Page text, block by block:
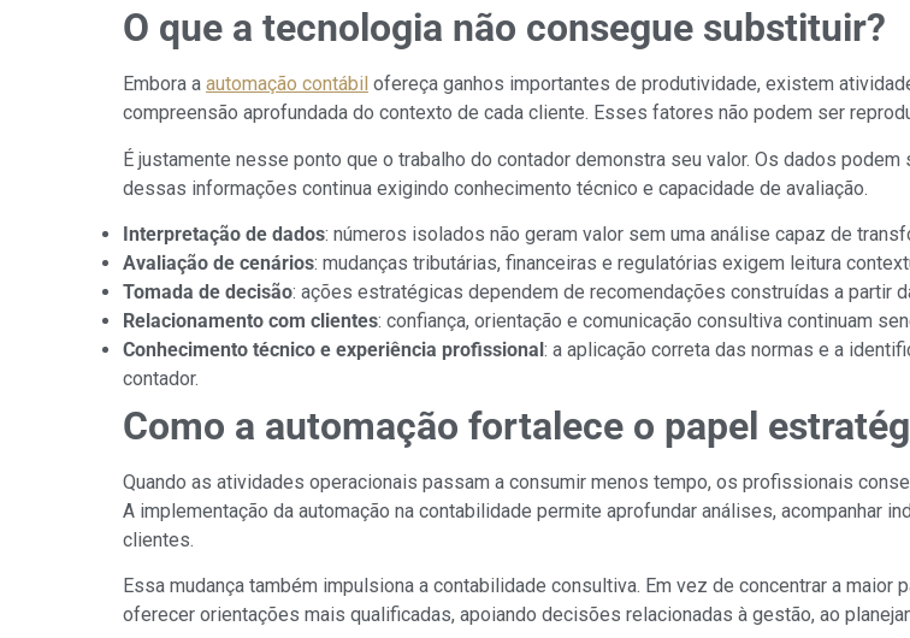
O que a tecnologia não consegue substituir?
Embora a automação contábil ofereça ganhos importantes de produtividade, existem
compreensão aprofundada do contexto de cada cliente. Esses fatores não podem ser
É justamente nesse ponto que o trabalho do contador demonstra seu valor. Os dados
dessas informações continua exigindo conhecimento técnico e capacidade de avaliação.
Interpretação de dados: números isolados não geram valor sem uma análise capaz de
Avaliação de cenários: mudanças tributárias, financeiras e regulatórias exigem leitura
Tomada de decisão: ações estratégicas dependem de recomendações construídas a partir
Relacionamento com clientes: confiança, orientação e comunicação consultiva continuam
Conhecimento técnico e experiência profissional: a aplicação correta das normas e a
contador.
Como a automação fortalece o papel
Quando as atividades operacionais passam a consumir menos tempo, os profissionais
A implementação da automação na contabilidade permite aprofundar análises, acompanhar
clientes.
Essa mudança também impulsiona a contabilidade consultiva. Em vez de concentrar a
oferecer orientações mais qualificadas, apoiando decisões relacionadas à gestão, ao